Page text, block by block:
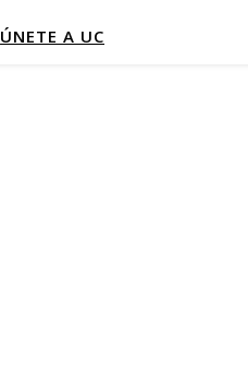
ÚNETE A UC